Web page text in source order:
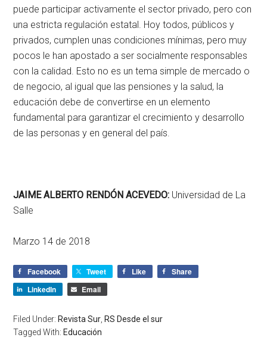
puede participar activamente el sector privado, pero con
una estricta regulación estatal. Hoy todos, públicos y
privados, cumplen unas condiciones mínimas, pero muy
pocos le han apostado a ser socialmente responsables
con la calidad. Esto no es un tema simple de mercado o
de negocio, al igual que las pensiones y la salud, la
educación debe de convertirse en un elemento
fundamental para garantizar el crecimiento y desarrollo
de las personas y en general del país.
JAIME ALBERTO RENDÓN ACEVEDO: Universidad de La
Salle
Marzo 14 de 2018
Facebook Tweet Like
Share
LinkedIn
Email
Filed Under: Revista Sur RS Desde el sur
Tagged With: Educación